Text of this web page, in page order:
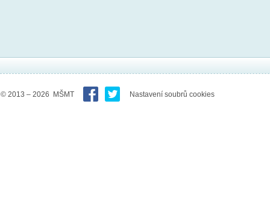
© 2013 – 2026 MŠMT Nastavení soubrů cookies